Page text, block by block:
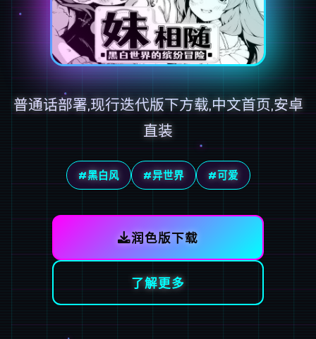
普通话部署,现行迭代版下方载,中文首页,安卓
直装
#黑白风 #异世界 #可爱
润色版下载
了解更多